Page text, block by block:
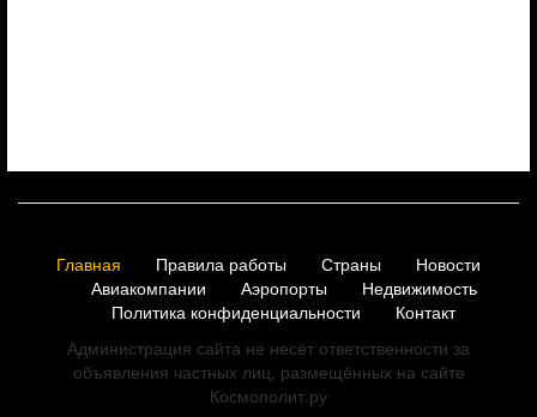
Главная Правила работы Страны
Новости
Авиакомпании
Аэропорты
Недвижимость
Политика конфиденциальности
Контакт
Администрация сайта не несёт ответственности за
объявления частных лиц, размещённых на сайте
Космополит.ру